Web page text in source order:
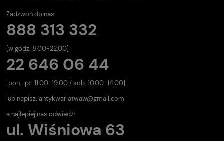
Zadzwoń do nas:
888 313 332
[w godz. 8.00-22.00]
22 646 06 44
[pon.-pt. 11.00-19.00 / sob. 10.00-14.00].
lub napisz: antykwariatwaw@gmail.com
a najlepiej nas odwiedź:
ul. Wiśniowa 63